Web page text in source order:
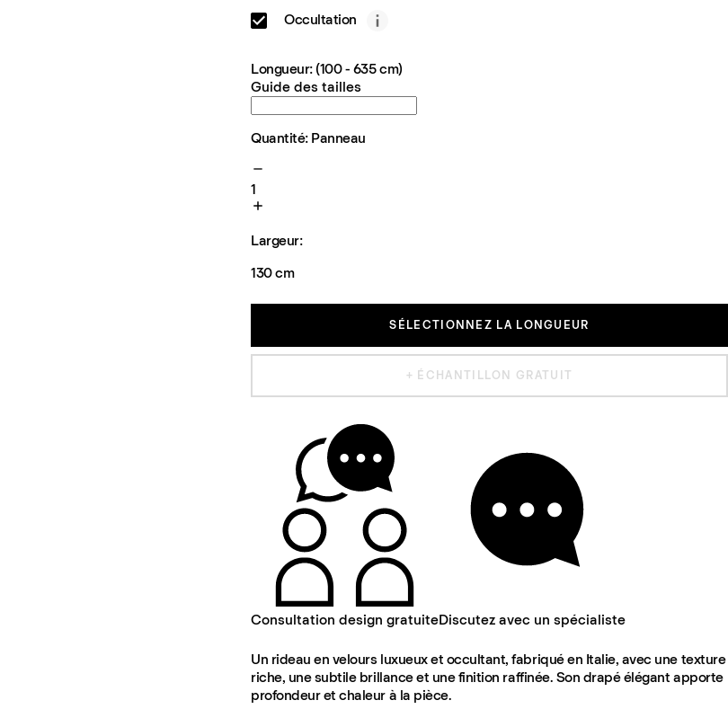
Occultation
Longueur: (100 - 635 cm)
Guide des tailles
Quantité: Panneau
1
Largeur:
130 cm
SÉLECTIONNEZ LA LONGUEUR
+ ÉCHANTILLON GRATUIT
Consultation design gratuiteDiscutez avec un spécialiste
Un rideau en velours luxueux et occultant, fabriqué en Italie, avec une texture
riche, une subtile brillance et une finition raffinée. Son drapé élégant apporte
profondeur et chaleur à la pièce.